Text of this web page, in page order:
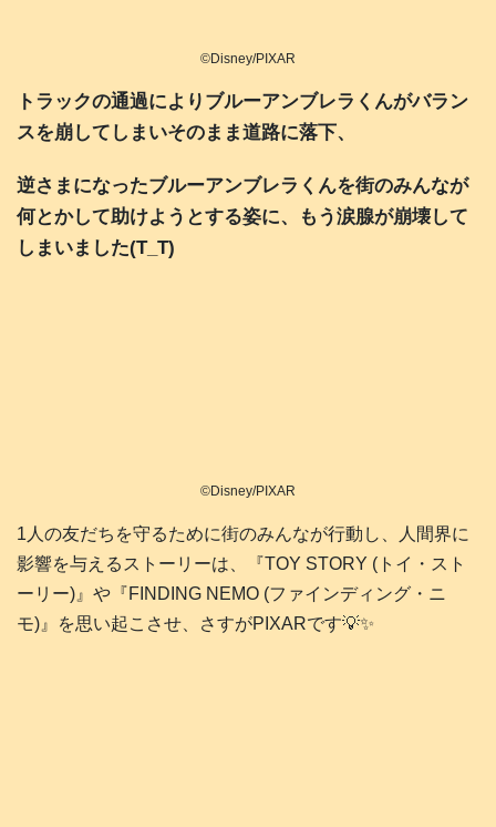
©Disney/PIXAR
トラックの通過によりブルーアンブレラくんがバラン
スを崩してしまいそのまま道路に落下、
逆さまになったブルーアンブレラくんを街のみんなが
何とかして助けようとする姿に、もう涙腺が崩壊して
しまいました(T_T)
©Disney/PIXAR
1人の友だちを守るために街のみんなが行動し、人間界に
影響を与えるストーリーは、『TOY STORY (トイ・スト
ーリー)』や『FINDING NEMO (ファインディング・ニ
モ)』を思い起こさせ、さすがPIXARです💡✨️